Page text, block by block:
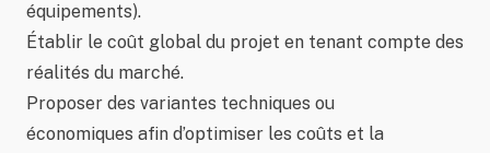
équipements).
Établir le coût global du projet en tenant compte des
réalités du marché.
Proposer des variantes techniques ou
économiques afin d’optimiser les coûts et la